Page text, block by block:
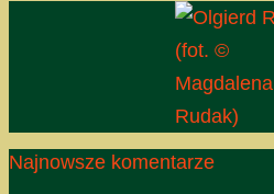
(fot. ©
Magdalena
Rudak)
Najnowsze komentarze